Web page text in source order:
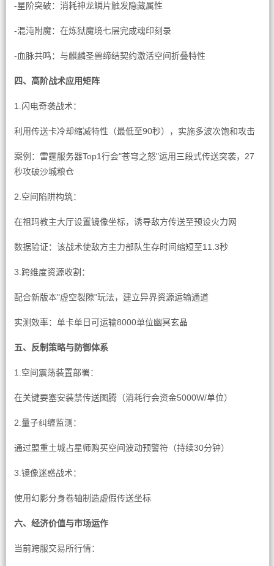
-星阶突破：消耗神龙鳞片触发隐藏属性
-混沌附魔：在炼狱魔境七层完成魂印刻录
-血脉共鸣：与麒麟圣兽缔结契约激活空间折叠特性
四、高阶战术应用矩阵
1.闪电奇袭战术：
利用传送卡冷却缩减特性（最低至90秒），实施多波次饱和攻击
案例：雷霆服务器Top1行会"苍穹之怒"运用三段式传送突袭，27
秒攻破沙城粮仓
2.空间陷阱构筑：
在祖玛教主大厅设置镜像坐标，诱导敌方传送至预设火力网
数据验证：该战术使敌方主力部队生存时间缩短至11.3秒
3.跨维度资源收割：
配合新版本"虚空裂隙"玩法，建立异界资源运输通道
实测效率：单卡单日可运输8000单位幽冥玄晶
五、反制策略与防御体系
1.空间震荡装置部署：
在关键要塞安装禁传送图腾（消耗行会资金5000W/单位）
2.量子纠缠监测：
通过盟重土城占星师购买空间波动预警符（持续30分钟）
3.镜像迷惑战术：
使用幻影分身卷轴制造虚假传送坐标
六、经济价值与市场运作
当前跨服交易所行情：